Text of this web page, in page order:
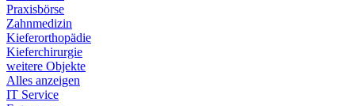
Praxisbörse
Zahnmedizin
Kieferorthopädie
Kieferchirurgie
weitere Objekte
Alles anzeigen
IT Service